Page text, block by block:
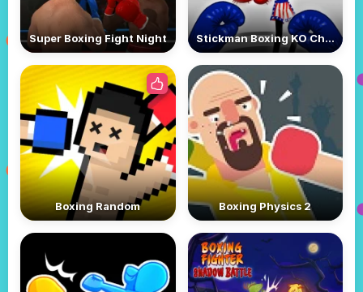
Super Boxing Fight Night Stickman Boxing KO Champion
Boxing Random Boxing Physics 2